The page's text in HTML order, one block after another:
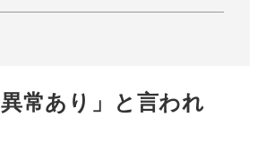
常あり」と言われ